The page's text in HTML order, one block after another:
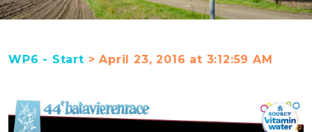
WP6 - Start > April 23, 2016 at 3:12:59 AM